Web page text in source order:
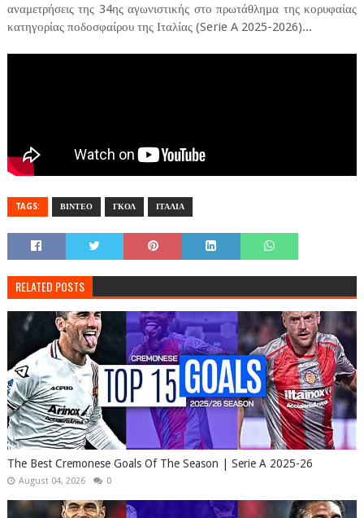
αναμετρήσεις της 34ης αγωνιστικής στο πρωτάθλημα της κορυφαίας
κατηγορίας ποδοσφαίρου της Ιταλίας (Serie A 2025-2026)...
TAGS: ΒΙΝΤΕΟ ΓΚΟΛ ΙΤΑΛΙΑ
RELATED POSTS
The Best Cremonese Goals Of The Season | Serie A 2025-26
August 04, 2026 0